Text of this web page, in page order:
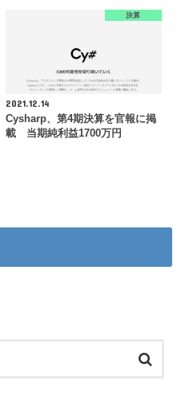
決算
2021.12.14
Cysharp、第4期決算を官報に掲
載 当期純利益1700万円